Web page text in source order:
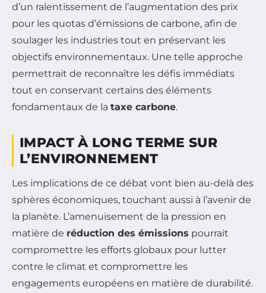
d’un ralentissement de l’augmentation des prix
pour les quotas d’émissions de carbone, afin de
soulager les industries tout en préservant les
objectifs environnementaux. Une telle approche
permettrait de reconnaître les défis immédiats
tout en conservant certains des éléments
fondamentaux de la taxe carbone.
IMPACT À LONG TERME SUR
L’ENVIRONNEMENT
Les implications de ce débat vont bien au-delà des
sphères économiques, touchant aussi à l’avenir de
la planète. L’amenuisement de la pression en
matière de réduction des émissions pourrait
compromettre les efforts globaux pour lutter
contre le climat et compromettre les
engagements européens en matière de durabilité.